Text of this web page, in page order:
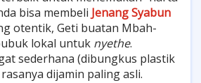
bisa membeli Jenang Syabun
otentik, Geti buatan Mbah-
lokal untuk nyethe.
sederhana (dibungkus plastik
dijamin paling asli.